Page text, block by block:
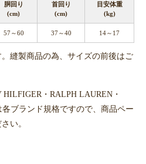
胴回り
(cm)
首回り
(cm)
目安体重
(kg)
57～60 37～40 14～17
縫製商品の為、サイズの前後はご
・RALPH LAUREN・
各ブランド規格ですので、商品ペー
い。